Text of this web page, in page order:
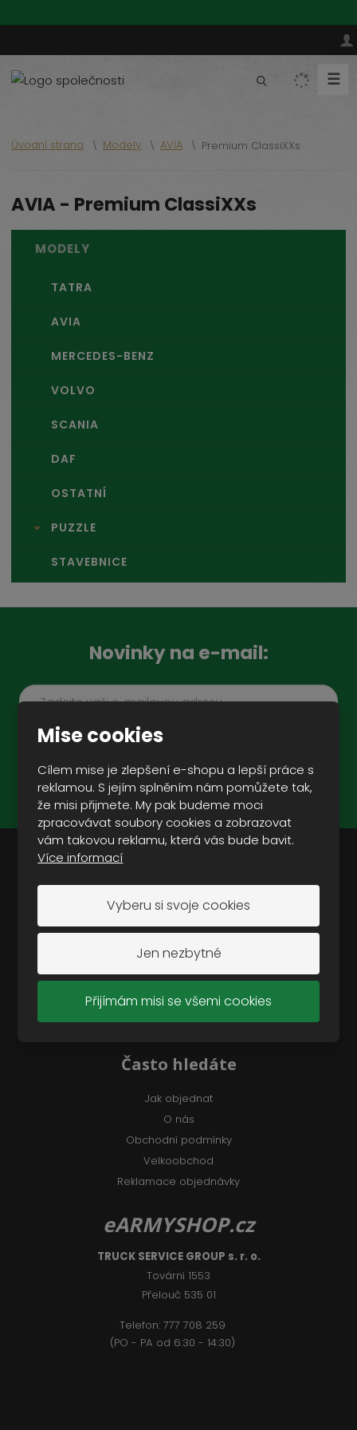
Mise cookies
Cílem mise je zlepšení e-shopu a lepší práce s
reklamou. S jejím splněním nám pomůžete tak,
že misi přijmete. My pak budeme moci
zpracovávat soubory cookies a zobrazovat
vám takovou reklamu, která vás bude bavit.
Více informací
Vyberu si svoje cookies
Jen nezbytné
Přijímám misi se všemi cookies
☰
Úvodní strana Modely AVIA Premium ClassiXXs
AVIA - Premium ClassiXXs
MODELY
TATRA
AVIA
MERCEDES-BENZ
VOLVO
SCANIA
DAF
OSTATNÍ
PUZZLE
STAVEBNICE
Novinky na e-mail:
Souhlasím se zpracováním osobních údajů
Doporučujeme vám:
Vojenská a outdoorová obuv
Vojenské vybavení
Vojenská technika
Camping a outdoor
Často hledáte
Jak objednat
O nás
Obchodní podmínky
Velkoobchod
Reklamace objednávky
eARMYSHOP.cz
TRUCK SERVICE GROUP s. r. o.
Tovární 1553
Přelouč 535 01
Telefon: 777 708 259
(PO - PA od 6:30 - 14:30)